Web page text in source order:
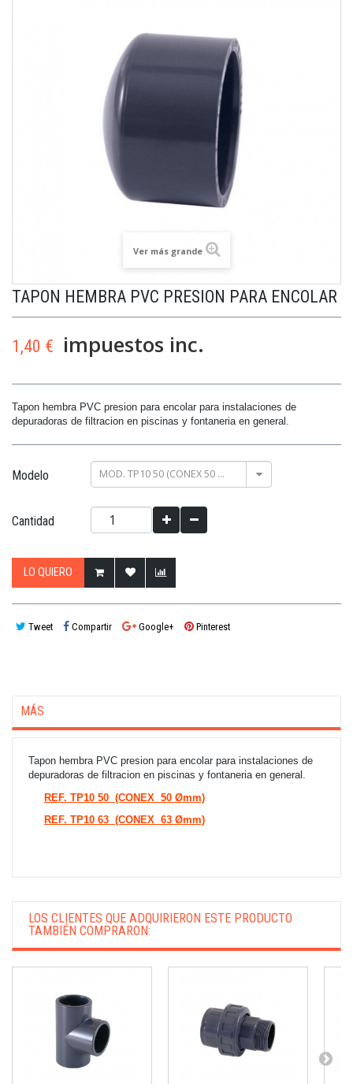
Ver más grande
TAPON HEMBRA PVC PRESION PARA ENCOLAR
1,40 € impuestos inc.
Tapon hembra PVC presion para encolar para instalaciones de
depuradoras de filtracion en piscinas y fontaneria en general.
Modelo MOD. TP10 50 (CONEX 50 Ømm)
Cantidad
LO QUIERO
Tweet Compartir Google+ Pinterest
MÁS
Tapon hembra PVC presion para encolar para instalaciones de
depuradoras de filtracion en piscinas y fontaneria en general.
REF. TP10 50 (CONEX 50 Ømm)
REF. TP10 63 (CONEX 63 Ømm)
LOS CLIENTES QUE ADQUIRIERON ESTE PRODUCTO
TAMBIÉN COMPRARON: